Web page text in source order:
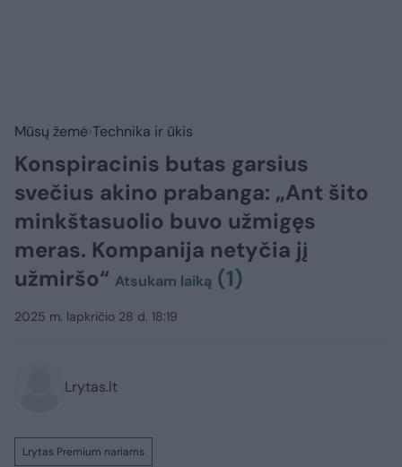
Mūsų žemė Technika ir ūkis
Konspiracinis butas garsius
svečius akino prabanga: „Ant šito
minkštasuolio buvo užmigęs
meras. Kompanija netyčia jį
užmiršo“ Atsukam laiką (1)
2025 m. lapkričio 28 d. 18:19
Lrytas.lt
Lrytas Premium nariams